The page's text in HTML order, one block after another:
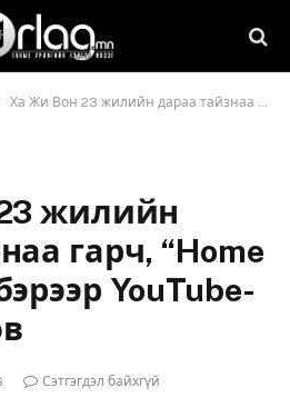
Ха Жи Вон 23 жилийн дараа тайзнаа гарч, “Home Run” үзүүлбэрээр YouTube-ийг доргиов
жилийн
гарч, “Home
YouTube-
Сэтгэгдэл байхгүй